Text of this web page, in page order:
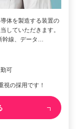
体を製造する装置の
していただきます。
幹線、データ…
可
の採⽤です！